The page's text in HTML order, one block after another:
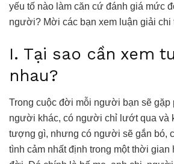
yếu tố nào làm căn cứ đánh giá mức
người? Mời các bạn xem luận giải chi
I. Tại sao cần xem
nhau?
Trong cuộc đời mỗi người bạn sẽ gặp
người khác, có người chỉ lướt qua và
tượng gì, nhưng có người sẽ gắn bó,
tình cảm nhất định trong một thời gian